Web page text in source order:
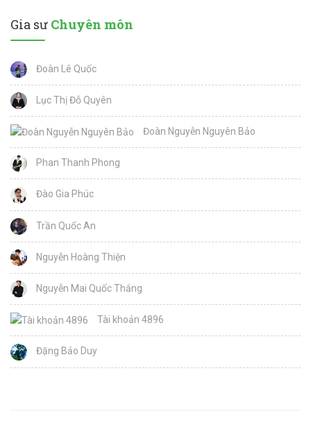
Gia sư Chuyên môn
Đoàn Lê Quốc
Lục Thị Đỗ Quyên
Đoàn Nguyễn Nguyên Bảo
Phan Thanh Phong
Đào Gia Phúc
Trần Quốc An
Nguyễn Hoàng Thiện
Nguyễn Mai Quốc Thắng
Tài khoản 4896
Đặng Bảo Duy